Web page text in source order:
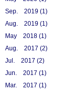
Sep. 2019 (1)
Aug. 2019 (1)
May 2018 (1)
Aug. 2017 (2)
Jul. 2017 (2)
Jun. 2017 (1)
Mar. 2017 (1)